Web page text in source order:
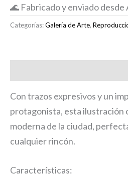
🌊 Fabricado y enviado desde
Categorías:Galería de Arte,
Con trazos expresivos y un
protagonista, esta ilustración
moderna de la ciudad,
cualquier rincón.
Características: